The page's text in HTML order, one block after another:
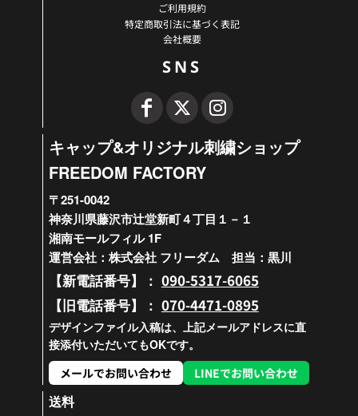
ご利用規約
特定商取引法に基づく表記
会社概要
SNS
キャップ&オリジナル刺繍ショップ
FREEDOM FACTORY
〒251-0042
神奈川県藤沢市辻堂新町４丁目１－１
湘南モールフィル 1F
運営会社：株式会社 フリーダム 担当：黒川
【新電話番号】： 090-5317-6065
【旧電話番号】： 070-4471-0895
デザインファイル入稿は、上記メールアドレスに直
接添付いただいてもOKです。
メールでお問い合わせ
LINEでお問い合わせ
送料